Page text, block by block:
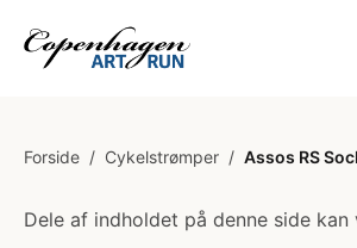
Forside / Cykelstrømper / Assos RS
Dele af indholdet på denne side